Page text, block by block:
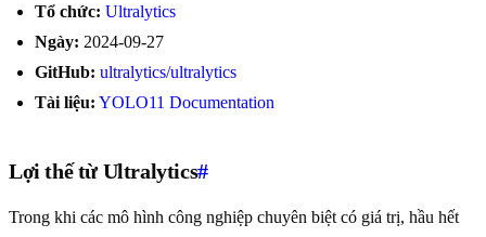
Tổ chức: Ultralytics
Ngày: 2024-09-27
GitHub: ultralytics/ultralytics
Tài liệu: YOLO11 Documentation
Lợi thế từ Ultralytics#
Trong khi các mô hình công nghiệp chuyên biệt có giá trị, hầu hết